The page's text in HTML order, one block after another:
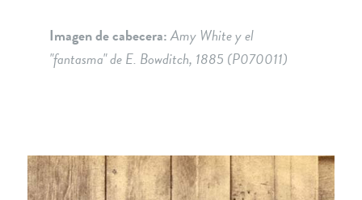
Imagen de cabecera:Amy White y el
"fantasma" de E. Bowditch, 1885 (P070011)